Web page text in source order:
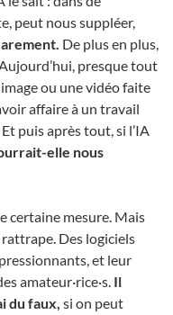
peut nous suppléer,
De plus en plus,
presque tout
ou une vidéo faite
affaire à un travail
puis après tout, si l’IA
elle nous
certaine mesure. Mais
rattrape. Des logiciels
et leur
amateur·rice·s. Il
du faux, si on peut